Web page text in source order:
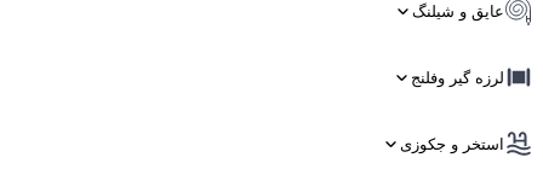
عایق و شیلنگ
لرزه گیر وفلنج
استخر و جکوزی